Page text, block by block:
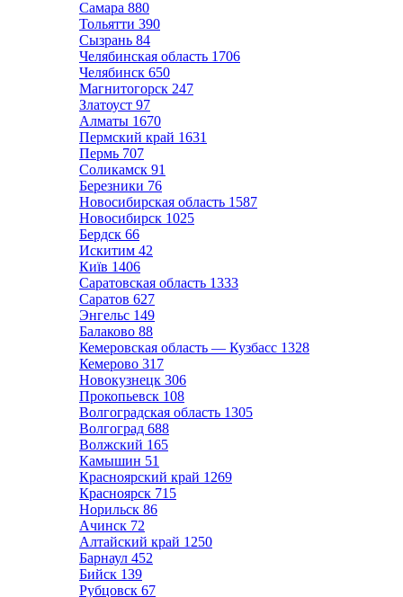
Самара 880
Тольятти 390
Сызрань 84
Челябинская область 1706
Челябинск 650
Магнитогорск 247
Златоуст 97
Алматы 1670
Пермский край 1631
Пермь 707
Соликамск 91
Березники 76
Новосибирская область 1587
Новосибирск 1025
Бердск 66
Искитим 42
Київ 1406
Саратовская область 1333
Саратов 627
Энгельс 149
Балаково 88
Кемеровская область — Кузбасс 1328
Кемерово 317
Новокузнецк 306
Прокопьевск 108
Волгоградская область 1305
Волгоград 688
Волжский 165
Камышин 51
Красноярский край 1269
Красноярск 715
Норильск 86
Ачинск 72
Алтайский край 1250
Барнаул 452
Бийск 139
Рубцовск 67